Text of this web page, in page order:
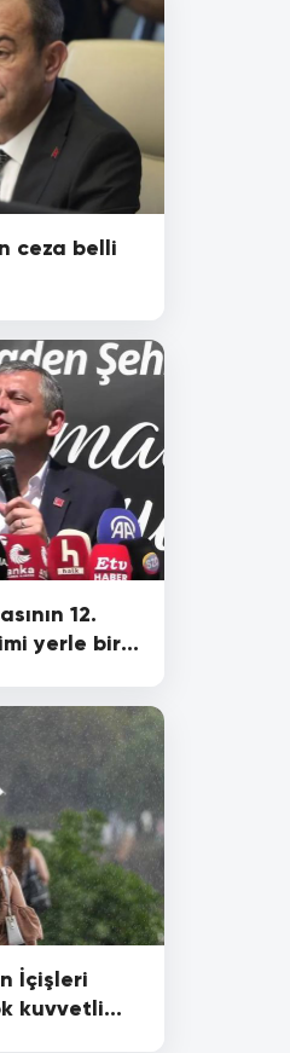
ceza belli
12.
yerle bir
İçişleri
kuvvetli